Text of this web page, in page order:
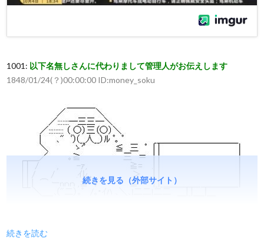
1001: 以下名無しさんに代わりまして管理人がお伝えします
1848/01/24(？)00:00:00 ID:money_soku
続きを読む
続きを見る（外部サイト）